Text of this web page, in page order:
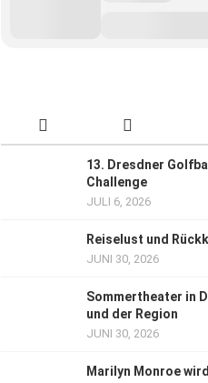
13. Dresdner Golfball
Challenge
JULI 6, 2026
Reiselust und
JUNI 30, 2026
Sommertheater in
und der Region
JUNI 30, 2026
Marilyn Monroe